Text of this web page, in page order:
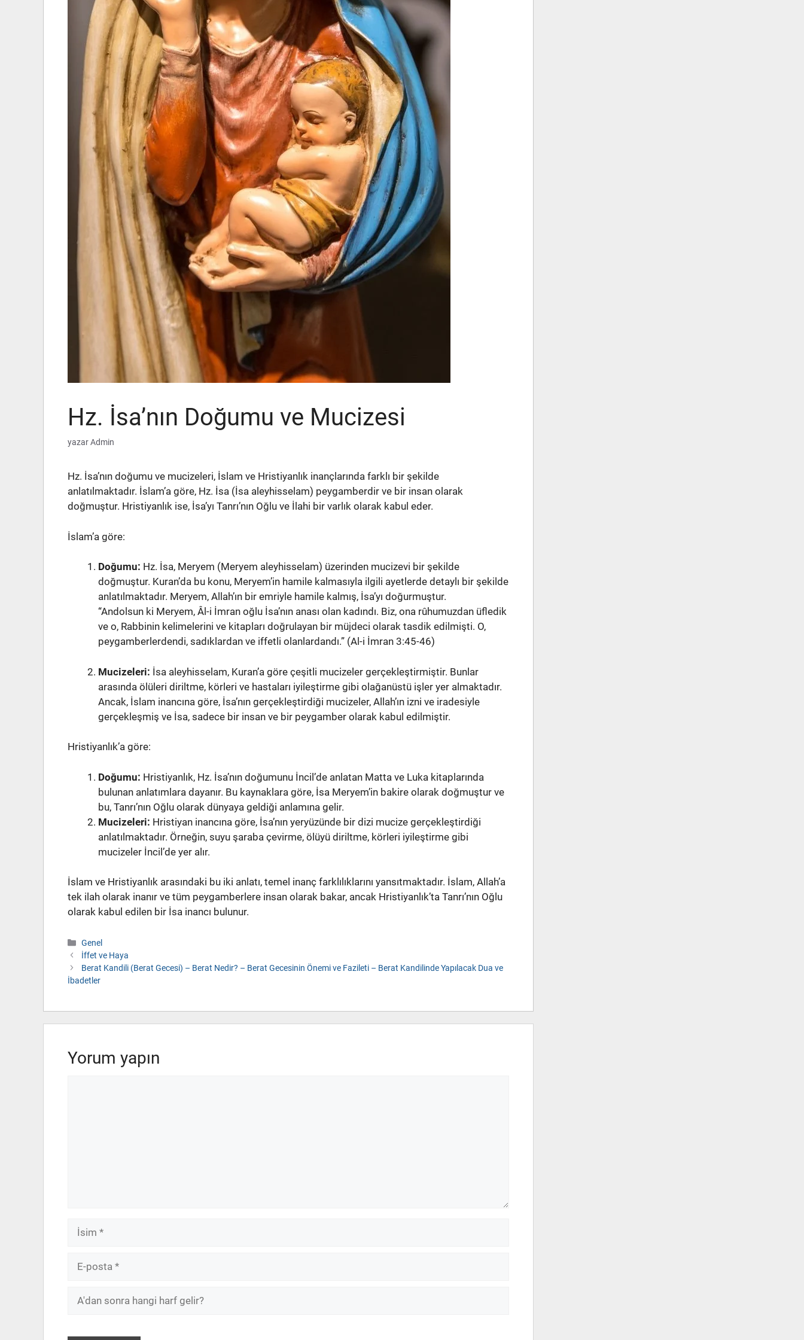
Hz. İsa’nın Doğumu ve Mucizesi
yazarAdmin
Hz. İsa’nın doğumu ve mucizeleri, İslam ve Hristiyanlık inançlarında farklı bir şekilde
anlatılmaktadır. İslam’a göre, Hz. İsa (İsa aleyhisselam) peygamberdir ve bir insan olarak
doğmuştur. Hristiyanlık ise, İsa’yı Tanrı’nın Oğlu ve İlahi bir varlık olarak kabul eder.
İslam’a göre:
Doğumu: Hz. İsa, Meryem (Meryem aleyhisselam) üzerinden mucizevi bir şekilde
doğmuştur. Kuran’da bu konu, Meryem’in hamile kalmasıyla ilgili ayetlerde detaylı bir şekilde
anlatılmaktadır. Meryem, Allah’ın bir emriyle hamile kalmış, İsa’yı doğurmuştur.
“Andolsun ki Meryem, Âl-i İmran oğlu İsa’nın anası olan kadındı. Biz, ona rûhumuzdan üfledik
ve o, Rabbinin kelimelerini ve kitapları doğrulayan bir müjdeci olarak tasdik edilmişti. O,
peygamberlerdendi, sadıklardan ve iffetli olanlardandı.” (Al-i İmran 3:45-46)
Mucizeleri: İsa aleyhisselam, Kuran’a göre çeşitli mucizeler gerçekleştirmiştir. Bunlar
arasında ölüleri diriltme, körleri ve hastaları iyileştirme gibi olağanüstü işler yer almaktadır.
Ancak, İslam inancına göre, İsa’nın gerçekleştirdiği mucizeler, Allah’ın izni ve iradesiyle
gerçekleşmiş ve İsa, sadece bir insan ve bir peygamber olarak kabul edilmiştir.
Hristiyanlık’a göre:
Doğumu: Hristiyanlık, Hz. İsa’nın doğumunu İncil’de anlatan Matta ve Luka kitaplarında
bulunan anlatımlara dayanır. Bu kaynaklara göre, İsa Meryem’in bakire olarak doğmuştur ve
bu, Tanrı’nın Oğlu olarak dünyaya geldiği anlamına gelir.
Mucizeleri: Hristiyan inancına göre, İsa’nın yeryüzünde bir dizi mucize gerçekleştirdiği
anlatılmaktadır. Örneğin, suyu şaraba çevirme, ölüyü diriltme, körleri iyileştirme gibi
mucizeler İncil’de yer alır.
İslam ve Hristiyanlık arasındaki bu iki anlatı, temel inanç farklılıklarını yansıtmaktadır. İslam, Allah’a
tek ilah olarak inanır ve tüm peygamberlere insan olarak bakar, ancak Hristiyanlık’ta Tanrı’nın Oğlu
olarak kabul edilen bir İsa inancı bulunur.
Kategoriler
Genel
İffet ve Haya
Berat Kandili (Berat Gecesi) – Berat Nedir? – Berat Gecesinin Önemi ve Fazileti – Berat Kandilinde Yapılacak Dua ve
İbadetler
Yorum yapın
İsim
posta
A'dan